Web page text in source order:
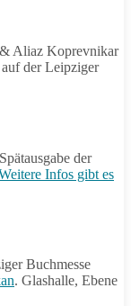
Aliaz Koprevnikar
der Leipziger
der
Infos gibt es
Buchmesse
. Glashalle, Ebene